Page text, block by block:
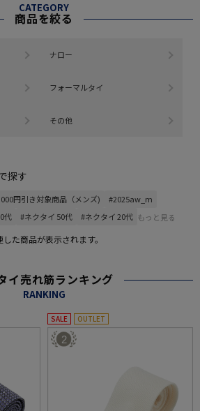
CATEGORY
商品を絞る
ナロー
フォーマルタイ
その他
探す
円引き対象商品（メンズ)
#2025aw_m
代 #ネクタイ 50代 #ネクタイ 20代 もっと見る
た商品が表示されます。
イ売れ筋ランキング
RANKING
SALE OUTLET
2